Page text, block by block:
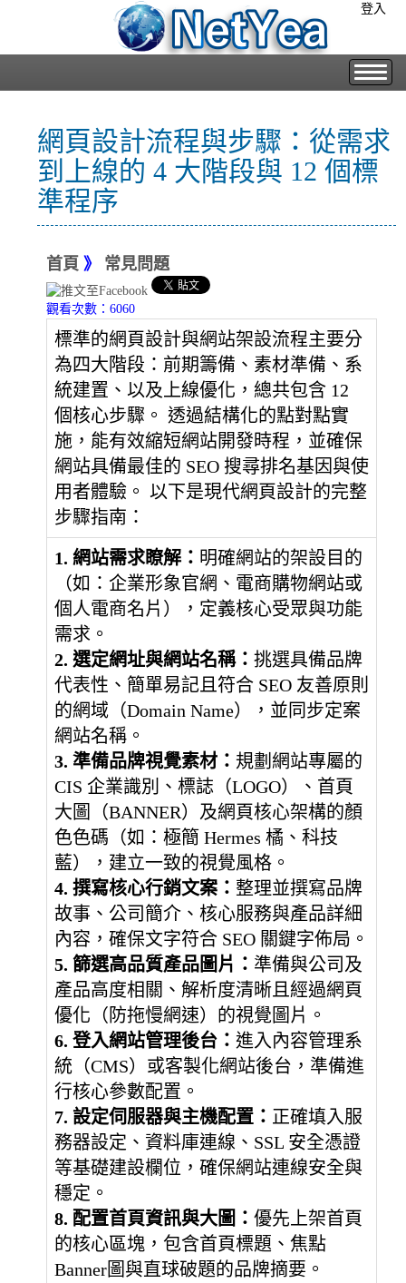
登入
網頁設計流程與步驟：從需求
到上線的 4 大階段與 12 個標
準程序
首頁 》 常見問題
觀看次數：6060
標準的網頁設計與網站架設流程主要分
為四大階段：前期籌備、素材準備、系
統建置、以及上線優化，總共包含 12
個核心步驟。 透過結構化的點對點實
施，能有效縮短網站開發時程，並確保
網站具備最佳的 SEO 搜尋排名基因與使
用者體驗。 以下是現代網頁設計的完整
步驟指南：
1. 網站需求瞭解： 明確網站的架設目的
（如：企業形象官網、電商購物網站或
個人電商名片），定義核心受眾與功能
需求。
2. 選定網址與網站名稱：挑選具備品牌
代表性、簡單易記且符合 SEO 友善原則
的網域（Domain Name），並同步定案
網站名稱。
3. 準備品牌視覺素材：規劃網站專屬的
CIS 企業識別、標誌（LOGO）、首頁
大圖（BANNER）及網頁核心架構的顏
色色碼（如：極簡 Hermes 橘、科技
藍），建立一致的視覺風格。
4. 撰寫核心行銷文案： 整理並撰寫品牌
故事、公司簡介、核心服務與產品詳細
內容，確保文字符合 SEO 關鍵字佈局。
5. 篩選高品質產品圖片： 準備與公司及
產品高度相關、解析度清晰且經過網頁
優化（防拖慢網速）的視覺圖片。
6. 登入網站管理後台：進入內容管理系
統（CMS）或客製化網站後台，準備進
行核心參數配置。
7. 設定伺服器與主機配置： 正確填入服
務器設定、資料庫連線、SSL 安全憑證
等基礎建設欄位，確保網站連線安全與
穩定。
8. 配置首頁資訊與大圖：優先上架首頁
的核心區塊，包含首頁標題、焦點
Banner圖與直球破題的品牌摘要。